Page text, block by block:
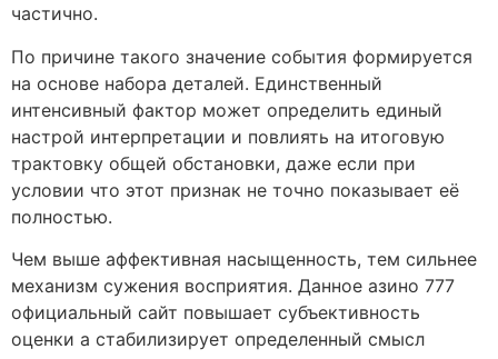
частично.
По причине такого значение события формируется
на основе набора деталей. Единственный
интенсивный фактор может определить единый
настрой интерпретации и повлиять на итоговую
трактовку общей обстановки, даже если при
условии что этот признак не точно показывает её
полностью.
Чем выше аффективная насыщенность, тем сильнее
механизм сужения восприятия. Данное азино 777
официальный сайт повышает субъективность
оценки а стабилизирует определенный смысл